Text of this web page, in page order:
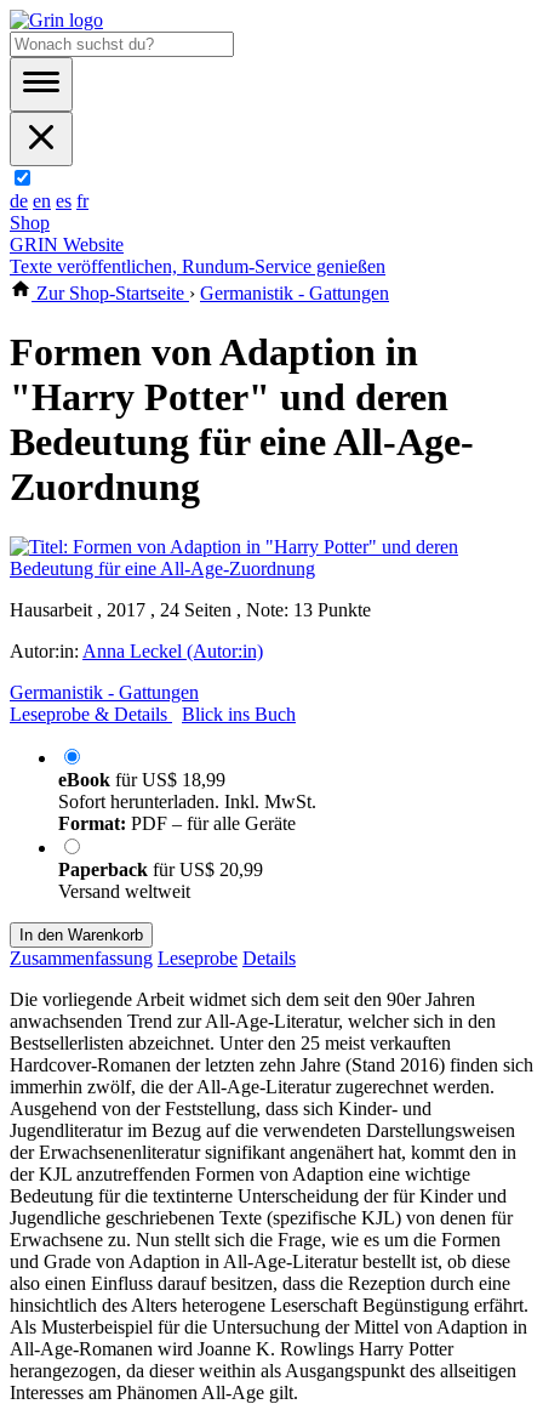
de en es fr
Shop
GRIN Website
Texte veröffentlichen, Rundum-Service genießen
Zur Shop-Startseite › Germanistik - Gattungen
Formen von Adaption in
"Harry Potter" und deren
Bedeutung für eine All-Age-
Zuordnung
Hausarbeit , 2017 , 24 Seiten , Note: 13 Punkte
Autor:in: Anna Leckel (Autor:in)
Germanistik - Gattungen
Leseprobe & Details
Blick ins Buch
eBook fürUS$ 18,99
Sofort herunterladen. Inkl. MwSt.
Format: PDF – für alle Geräte
Paperback fürUS$ 20,99
Versand weltweit
In den Warenkorb
Zusammenfassung Leseprobe Details
Die vorliegende Arbeit widmet sich dem seit den 90er Jahren
anwachsenden Trend zur All-Age-Literatur, welcher sich in den
Bestsellerlisten abzeichnet. Unter den 25 meist verkauften
Hardcover-Romanen der letzten zehn Jahre (Stand 2016) finden sich
immerhin zwölf, die der All-Age-Literatur zugerechnet werden.
Ausgehend von der Feststellung, dass sich Kinder- und
Jugendliteratur im Bezug auf die verwendeten Darstellungsweisen
der Erwachsenenliteratur signifikant angenähert hat, kommt den in
der KJL anzutreffenden Formen von Adaption eine wichtige
Bedeutung für die textinterne Unterscheidung der für Kinder und
Jugendliche geschriebenen Texte (spezifische KJL) von denen für
Erwachsene zu. Nun stellt sich die Frage, wie es um die Formen
und Grade von Adaption in All-Age-Literatur bestellt ist, ob diese
also einen Einfluss darauf besitzen, dass die Rezeption durch eine
hinsichtlich des Alters heterogene Leserschaft Begünstigung erfährt.
Als Musterbeispiel für die Untersuchung der Mittel von Adaption in
All-Age-Romanen wird Joanne K. Rowlings Harry Potter
herangezogen, da dieser weithin als Ausgangspunkt des allseitigen
Interesses am Phänomen All-Age gilt.